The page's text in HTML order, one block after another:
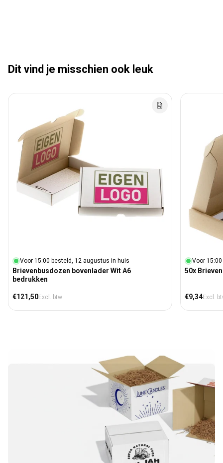
Dit vind je misschien ook leuk
Voor 15:00 besteld, 12 augustus in huis
Brievenbusdozen bovenlader Wit A6
bedrukken
Normale prijs
€121,50Excl. btw
Voor
50x
Normale
€9,34Excl.